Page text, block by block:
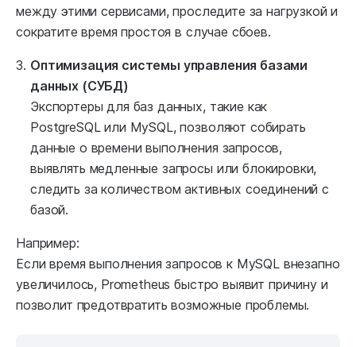
между этими сервисами, проследите за нагрузкой и
сократите время простоя в случае сбоев.
Оптимизация системы управления базами
данных (СУБД)
Экспортеры для баз данных, такие как
PostgreSQL или MySQL, позволяют собирать
данные о времени выполнения запросов,
выявлять медленные запросы или блокировки,
следить за количеством активных соединений с
базой.
Например:
Если время выполнения запросов к MySQL внезапно
увеличилось, Prometheus быстро выявит причину и
позволит предотвратить возможные проблемы.